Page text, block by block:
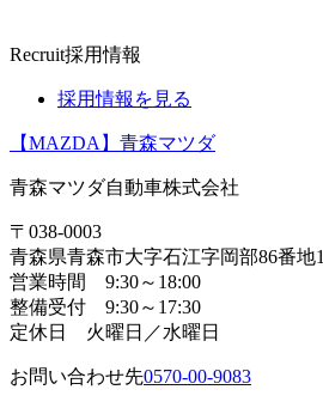
Recruit採用情報
採用情報を見る
【MAZDA】青森マツダ
青森マツダ自動車株式会社
〒038-0003
青森県青森市大字石江字岡部86番地1
営業時間 9:30～18:00
整備受付 9:30～17:30
定休日 火曜日／水曜日
お問い合わせ先0570-00-9083